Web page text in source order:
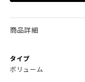
商品詳細
タイプ
ボリューム